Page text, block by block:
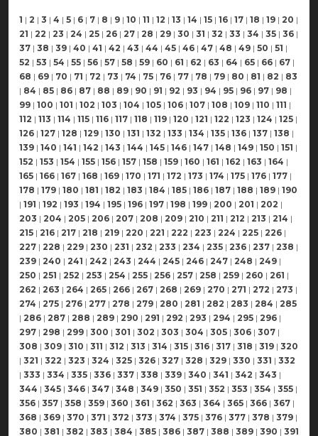
1 | 2 | 3 | 4 | 5 | 6 | 7 | 8 | 9 | 10 | 11 | 12 | 13 | 14 | 15 | 16 | 17 | 18 | 19 | 20 |
21 | 22 | 23 | 24 | 25 | 26 | 27 | 28 | 29 | 30 | 31 | 32 | 33 | 34 | 35 | 36 |
37 | 38 | 39 | 40 | 41 | 42 | 43 | 44 | 45 | 46 | 47 | 48 | 49 | 50 | 51 |
52 | 53 | 54 | 55 | 56 | 57 | 58 | 59 | 60 | 61 | 62 | 63 | 64 | 65 | 66 | 67 |
68 | 69 | 70 | 71 | 72 | 73 | 74 | 75 | 76 | 77 | 78 | 79 | 80 | 81 | 82 | 83
| 84 | 85 | 86 | 87 | 88 | 89 | 90 | 91 | 92 | 93 | 94 | 95 | 96 | 97 | 98 |
99 | 100 | 101 | 102 | 103 | 104 | 105 | 106 | 107 | 108 | 109 | 110 | 111 |
112 | 113 | 114 | 115 | 116 | 117 | 118 | 119 | 120 | 121 | 122 | 123 | 124 | 125 |
126 | 127 | 128 | 129 | 130 | 131 | 132 | 133 | 134 | 135 | 136 | 137 | 138 |
139 | 140 | 141 | 142 | 143 | 144 | 145 | 146 | 147 | 148 | 149 | 150 | 151 |
152 | 153 | 154 | 155 | 156 | 157 | 158 | 159 | 160 | 161 | 162 | 163 | 164 |
165 | 166 | 167 | 168 | 169 | 170 | 171 | 172 | 173 | 174 | 175 | 176 | 177 |
178 | 179 | 180 | 181 | 182 | 183 | 184 | 185 | 186 | 187 | 188 | 189 | 190
| 191 | 192 | 193 | 194 | 195 | 196 | 197 | 198 | 199 | 200 | 201 | 202 |
203 | 204 | 205 | 206 | 207 | 208 | 209 | 210 | 211 | 212 | 213 | 214 |
215 | 216 | 217 | 218 | 219 | 220 | 221 | 222 | 223 | 224 | 225 | 226 |
227 | 228 | 229 | 230 | 231 | 232 | 233 | 234 | 235 | 236 | 237 | 238 |
239 | 240 | 241 | 242 | 243 | 244 | 245 | 246 | 247 | 248 | 249 |
250 | 251 | 252 | 253 | 254 | 255 | 256 | 257 | 258 | 259 | 260 | 261 |
262 | 263 | 264 | 265 | 266 | 267 | 268 | 269 | 270 | 271 | 272 | 273 |
274 | 275 | 276 | 277 | 278 | 279 | 280 | 281 | 282 | 283 | 284 | 285
| 286 | 287 | 288 | 289 | 290 | 291 | 292 | 293 | 294 | 295 | 296 |
297 | 298 | 299 | 300 | 301 | 302 | 303 | 304 | 305 | 306 | 307 |
308 | 309 | 310 | 311 | 312 | 313 | 314 | 315 | 316 | 317 | 318 | 319 | 320
| 321 | 322 | 323 | 324 | 325 | 326 | 327 | 328 | 329 | 330 | 331 | 332
| 333 | 334 | 335 | 336 | 337 | 338 | 339 | 340 | 341 | 342 | 343 |
344 | 345 | 346 | 347 | 348 | 349 | 350 | 351 | 352 | 353 | 354 | 355 |
356 | 357 | 358 | 359 | 360 | 361 | 362 | 363 | 364 | 365 | 366 | 367 |
368 | 369 | 370 | 371 | 372 | 373 | 374 | 375 | 376 | 377 | 378 | 379 |
380 | 381 | 382 | 383 | 384 | 385 | 386 | 387 | 388 | 389 | 390 | 391